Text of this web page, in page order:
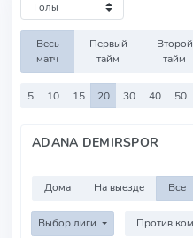
Весь
матч
Первый
тайм
Второй
тайм
5 10 15 20 30 40 50
ADANA DEMIRSPOR
Дома На выезде Все
Выбор лиги